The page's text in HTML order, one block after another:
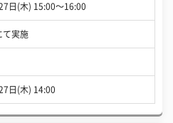
日(木) 15:00〜16:00
て実施
日(木) 14:00